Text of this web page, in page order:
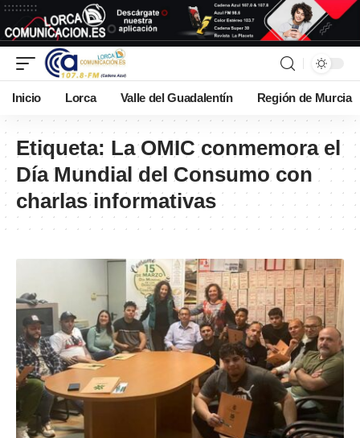
Inicio Lorca Valle del Guadalentín Región de Murcia
Etiqueta: La OMIC conmemora el
Día Mundial del Consumo con
charlas informativas